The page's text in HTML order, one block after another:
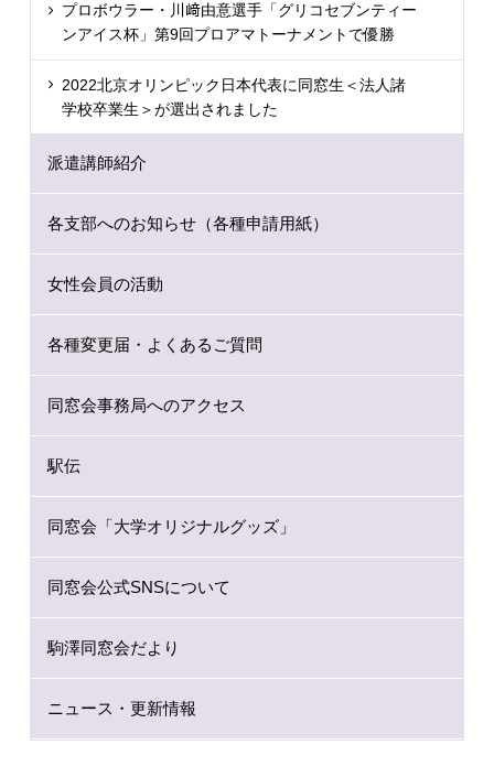
プロボウラー・川﨑由意選手「グリコセブンティー
ンアイス杯」第9回プロアマトーナメントで優勝
2022北京オリンピック日本代表に同窓生＜法人諸
学校卒業生＞が選出されました
派遣講師紹介
各支部へのお知らせ（各種申請用紙）
女性会員の活動
各種変更届・よくあるご質問
同窓会事務局へのアクセス
駅伝
同窓会「大学オリジナルグッズ」
同窓会公式SNSについて
駒澤同窓会だより
ニュース・更新情報